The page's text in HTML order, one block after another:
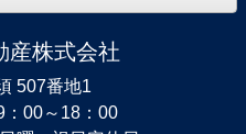
産株式会社
507番地1
：00～18：00